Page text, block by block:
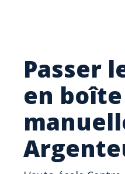
Passer
en boîte